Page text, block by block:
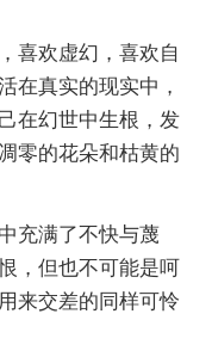
喜欢虚幻，喜欢自
在真实的现实中，
在幻世中生根，发
零的花朵和枯黄的
充满了不快与蔑
，但也不可能是呵
来交差的同样可怜